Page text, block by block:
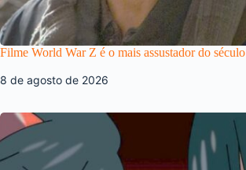
Filme World War Z é o mais assustador do século
8 de agosto de 2026